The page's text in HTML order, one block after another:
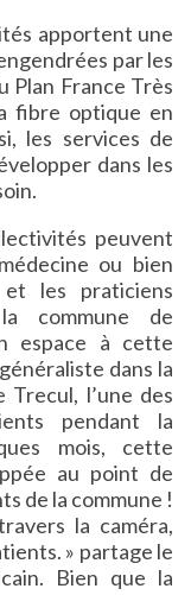
apportent une
par les
Plan France Très
fibre optique en
les services de
dans les
peuvent
ou bien
les praticiens
commune de
espace à cette
dans la
Trecul, l’une des
pendant la
mois, cette
au point de
de la commune !
la caméra,
» partage le
Bien que la